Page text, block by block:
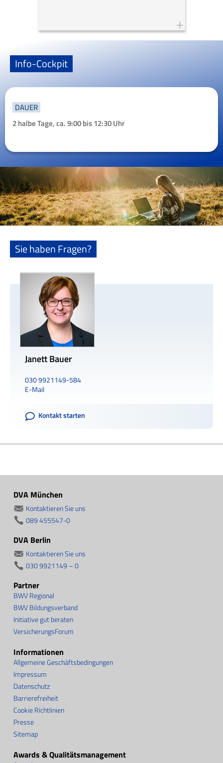
Info-Cockpit
DAUER
2 halbe Tage, ca. 9:00 bis 12:30 Uhr
Sie haben Fragen?
Janett Bauer
030 9921149-584
E-Mail
Kontakt starten
DVA München
Kontaktieren Sie uns
089 455547-0
DVA Berlin
Kontaktieren Sie uns
030 9921149 – 0
Informationen
Allgemeine Geschäftsbedingungen
Impressum
Datenschutz
Barrierefreiheit
Cookie Richtlinien
Presse
Sitemap
Partner
BWV Regional
BWV Bildungsverband
Initiative gut beraten
VersicherungsForum
Awards & Qualitätsmanagement